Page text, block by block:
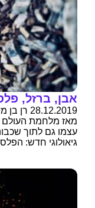
אבן, ברזל,
28.12.2019 רן בן מיכאל
מאז מלחמת העולם
עצמו גם לתוך
גיאולוגי חדש: